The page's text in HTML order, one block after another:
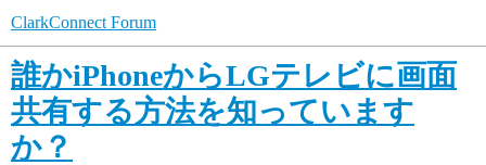
ClarkConnect Forum
誰かiPhoneからLGテレビに画面
共有する方法を知っています
か？